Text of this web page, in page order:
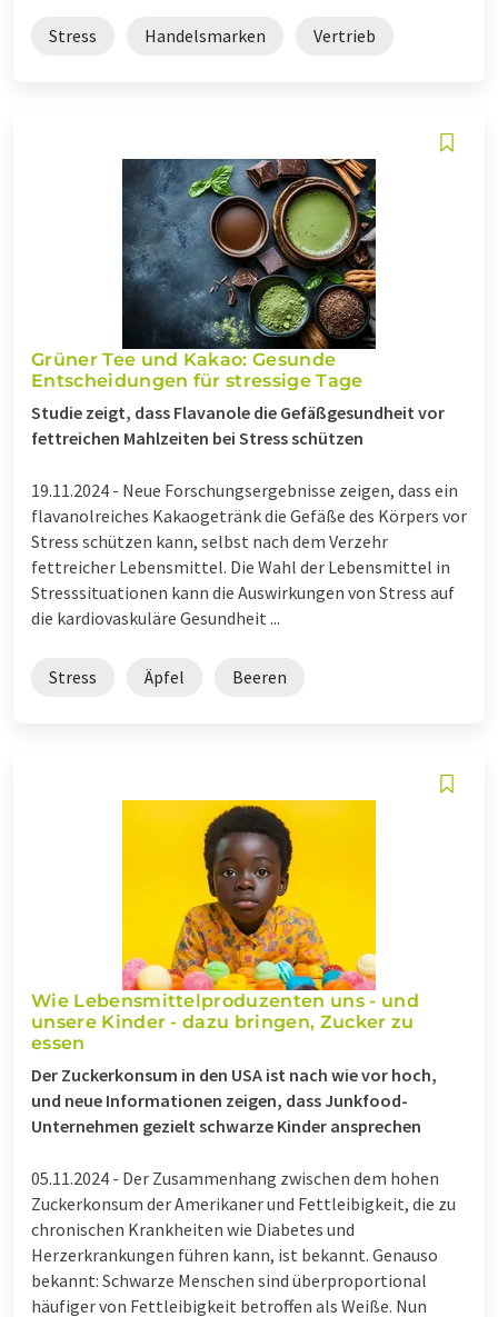
Stress Handelsmarken Vertrieb
Grüner Tee und Kakao: Gesunde
Entscheidungen für stressige Tage
Studie zeigt, dass Flavanole die Gefäßgesundheit vor
fettreichen Mahlzeiten bei Stress schützen
19.11.2024 - Neue Forschungsergebnisse zeigen, dass ein
flavanolreiches Kakaogetränk die Gefäße des Körpers vor
Stress schützen kann, selbst nach dem Verzehr
fettreicher Lebensmittel. Die Wahl der Lebensmittel in
Stresssituationen kann die Auswirkungen von Stress auf
die kardiovaskuläre Gesundheit ...
Stress Äpfel Beeren
Wie Lebensmittelproduzenten uns - und
unsere Kinder - dazu bringen, Zucker zu
essen
Der Zuckerkonsum in den USA ist nach wie vor hoch,
und neue Informationen zeigen, dass Junkfood-
Unternehmen gezielt schwarze Kinder ansprechen
05.11.2024 - Der Zusammenhang zwischen dem hohen
Zuckerkonsum der Amerikaner und Fettleibigkeit, die zu
chronischen Krankheiten wie Diabetes und
Herzerkrankungen führen kann, ist bekannt. Genauso
bekannt: Schwarze Menschen sind überproportional
häufiger von Fettleibigkeit betroffen als Weiße. Nun